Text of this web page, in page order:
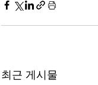
최근 게시물